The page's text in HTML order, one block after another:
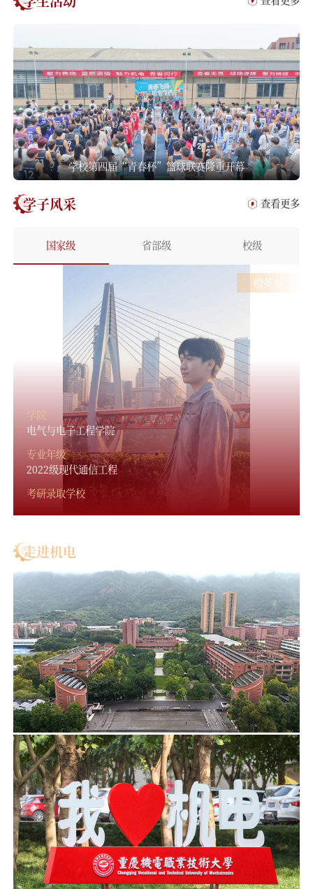
学校第四届“青春杯”篮球联赛隆重开幕
学子风采 查看更多
国家级 省部级 校级
殷英春
学院
电气与电子工程学院
专业年级
2022级现代通信工程
考研录取学校
走进机电